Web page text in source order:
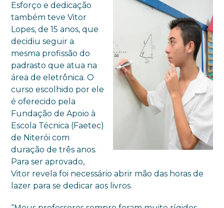
Esforço e dedicação
também teve Vitor
Lopes, de 15 anos, que
decidiu seguir a
mesma profissão do
padrasto que atua na
área de eletrônica. O
curso escolhido por ele
é oferecido pela
Fundação de Apoio à
Escola Técnica (Faetec)
de Niterói com
duração de três anos.
Para ser aprovado,
Vitor revela foi necessário abrir mão das horas de
lazer para se dedicar aos livros.